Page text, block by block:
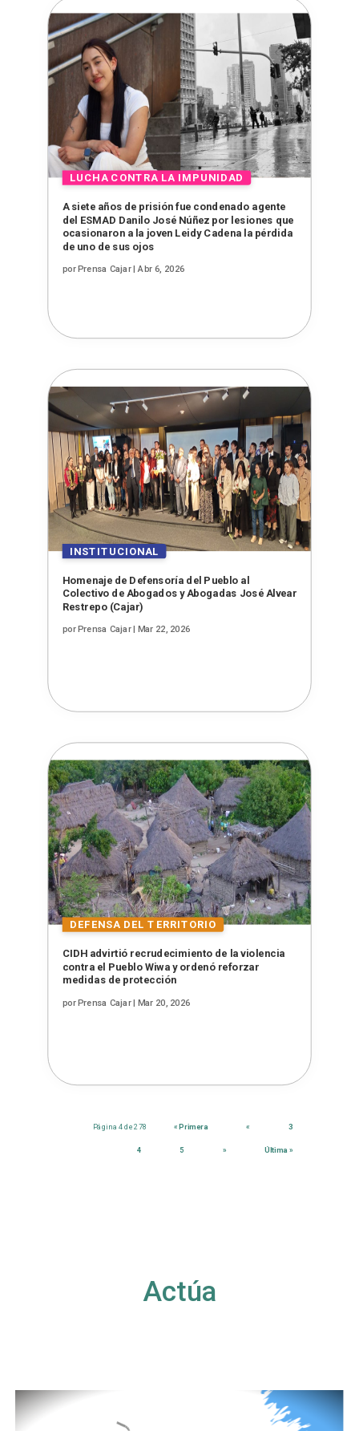
A siete años de prisión fue condenado agente
del ESMAD Danilo José Núñez por lesiones que
ocasionaron a la joven Leidy Cadena la pérdida
de uno de sus ojos
porPrensa Cajar| Abr 6, 2026
Homenaje de Defensoría del Pueblo al
Colectivo de Abogados y Abogadas José Alvear
Restrepo (Cajar)
porPrensa Cajar| Mar 22, 2026
CIDH advirtió recrudecimiento de la violencia
contra el Pueblo Wiwa y ordenó reforzar
medidas de protección
porPrensa Cajar| Mar 20, 2026
Página 4 de 278 « Primera « 3
4 5 » Última »
Actúa